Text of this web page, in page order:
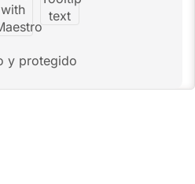
y protegido